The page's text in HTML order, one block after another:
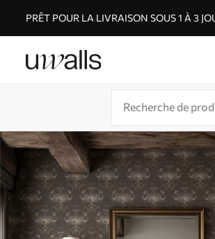
PRÊT POUR LA LIVRAISON SOUS 1 À 3